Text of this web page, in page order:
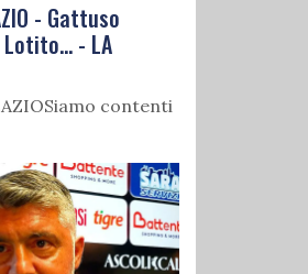
- Gattuso
- LA
contenti